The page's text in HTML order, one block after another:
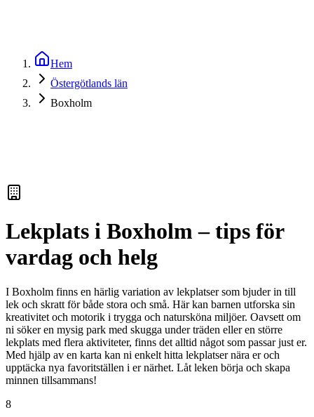
Hem
Östergötlands län
Boxholm
Lekplats i Boxholm – tips för
vardag och helg
I Boxholm finns en härlig variation av lekplatser som bjuder in till
lek och skratt för både stora och små. Här kan barnen utforska sin
kreativitet och motorik i trygga och natursköna miljöer. Oavsett om
ni söker en mysig park med skugga under träden eller en större
lekplats med flera aktiviteter, finns det alltid något som passar just er.
Med hjälp av en karta kan ni enkelt hitta lekplatser nära er och
upptäcka nya favoritställen i er närhet. Låt leken börja och skapa
minnen tillsammans!
8